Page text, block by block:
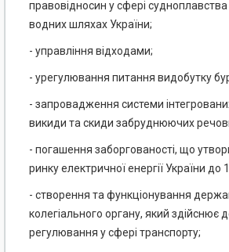
правовідносин у сфері судноплавства
водних шляхах України;
- управління відходами;
- урегулювання питання видобутку
- запровадження системи
викиди та скиди забруднюючих
- погашення заборгованості, що
ринку електричної енергії України до
- створення та функціонування
колегіального органу, який здійснює
регулювання у сфері транспорту;